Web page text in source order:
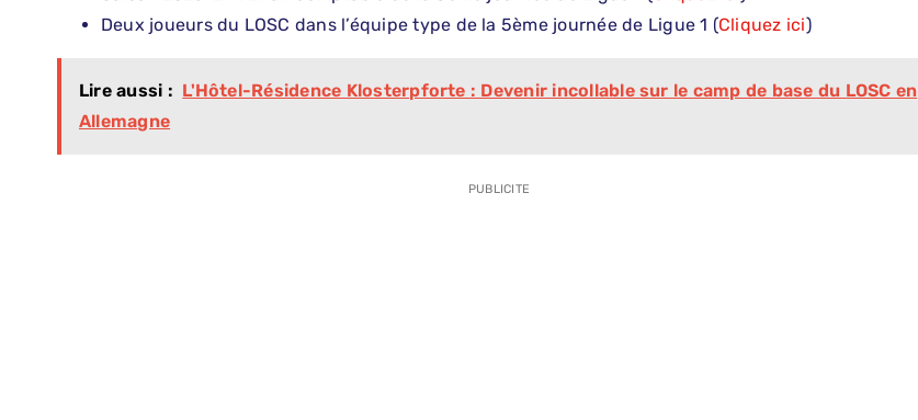
Deux joueurs du LOSC dans l’équipe type de la 5ème journée de Ligue 1 (Cliquez ici)
Lire aussi : L'Hôtel-Résidence Klosterpforte : Devenir incollable sur le camp de base du LOSC en
Allemagne
PUBLICITE